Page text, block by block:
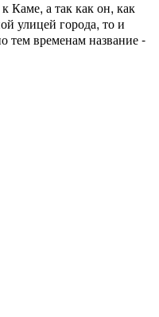
Каме, а так как он, как
улицей города, то и
тем временам название -